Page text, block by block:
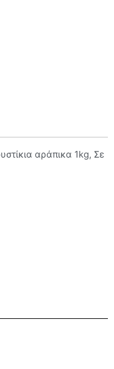
αράπικα 1kg, Σε